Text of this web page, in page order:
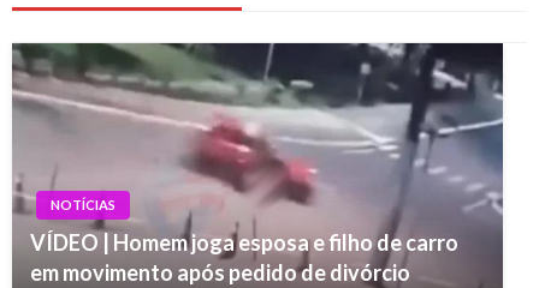
NOTÍCIAS
VÍDEO | Homem joga esposa e filho de carro
em movimento após pedido de divórcio